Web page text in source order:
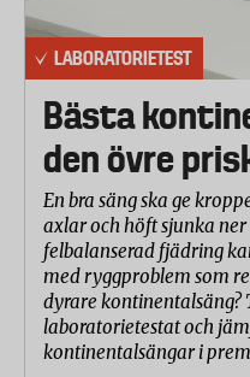
LABORATORIETEST
Bästa
den övre
En bra säng ska ge
axlar och höft sjunka ner
felbalanserad fjädring
med ryggproblem som
dyrare kontinentalsäng?
laboratorietestat och
kontinentalsängar i